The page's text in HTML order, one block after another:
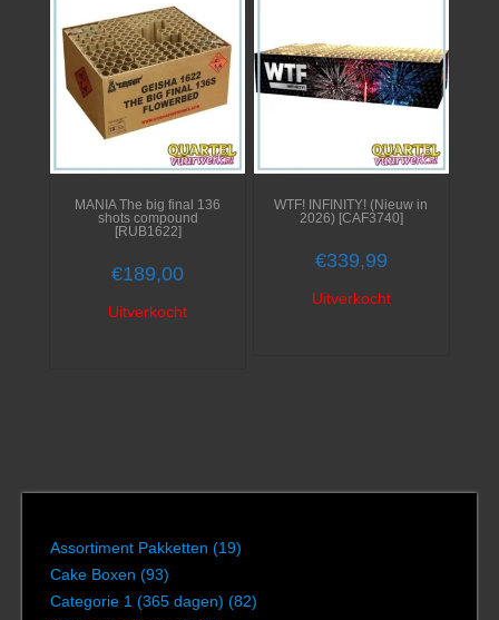
MANIA The big final 136
shots compound
[RUB1622]
€189,00
Uitverkocht
WTF! INFINITY! (Nieuw in
2026) [CAF3740]
€339,99
Uitverkocht
Assortiment Pakketten (19)
Cake Boxen (93)
Categorie 1 (365 dagen) (82)